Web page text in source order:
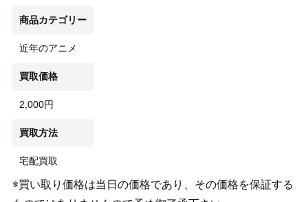
商品カテゴリー
近年のアニメ
買取価格
2,000円
買取方法
宅配買取
※買い取り価格は当日の価格であり、その価格を保証する